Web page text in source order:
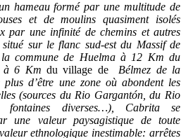
hameau formé par une multitude de
et de moulins quasiment isolés
par une infinité de chemins et autres
sur le flanc sud-est du Massif de
commune de Huelma à 12 Km du
à6 Km du village deBélmez de la
plus d’être une zone où abondent les
(sources du Rio Gargantón, du Rio
fontaines diverses…), Cabrita se
une valeur paysagistique de toute
ethnologique inestimable: arrêtes